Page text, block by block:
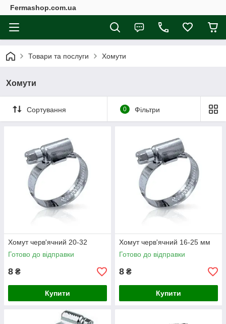
Fermashop.com.ua
Товари та послуги Хомути
Хомути
Сортування 0 Фільтри
Хомут черв'ячний 20-32
Готово до відправки
8 ₴
Купити
Хомут черв'ячний 16-25 мм
Готово до відправки
8 ₴
Купити